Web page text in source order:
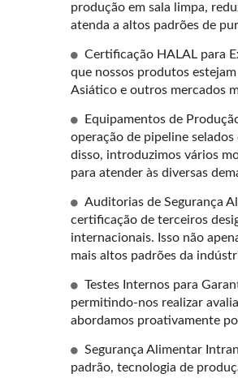
produção em sala limpa,
atenda a altos padrões de
Certificação HALAL para
que nossos produtos
Asiático e outros mercados
Equipamentos de
operação de pipeline
disso, introduzimos vários
para atender às diversas
Auditorias de Segurança
certificação de terceiros
internacionais. Isso não
mais altos padrões da
Testes Internos para
permitindo-nos realizar
abordamos proativamente
Segurança Alimentar
padrão, tecnologia de